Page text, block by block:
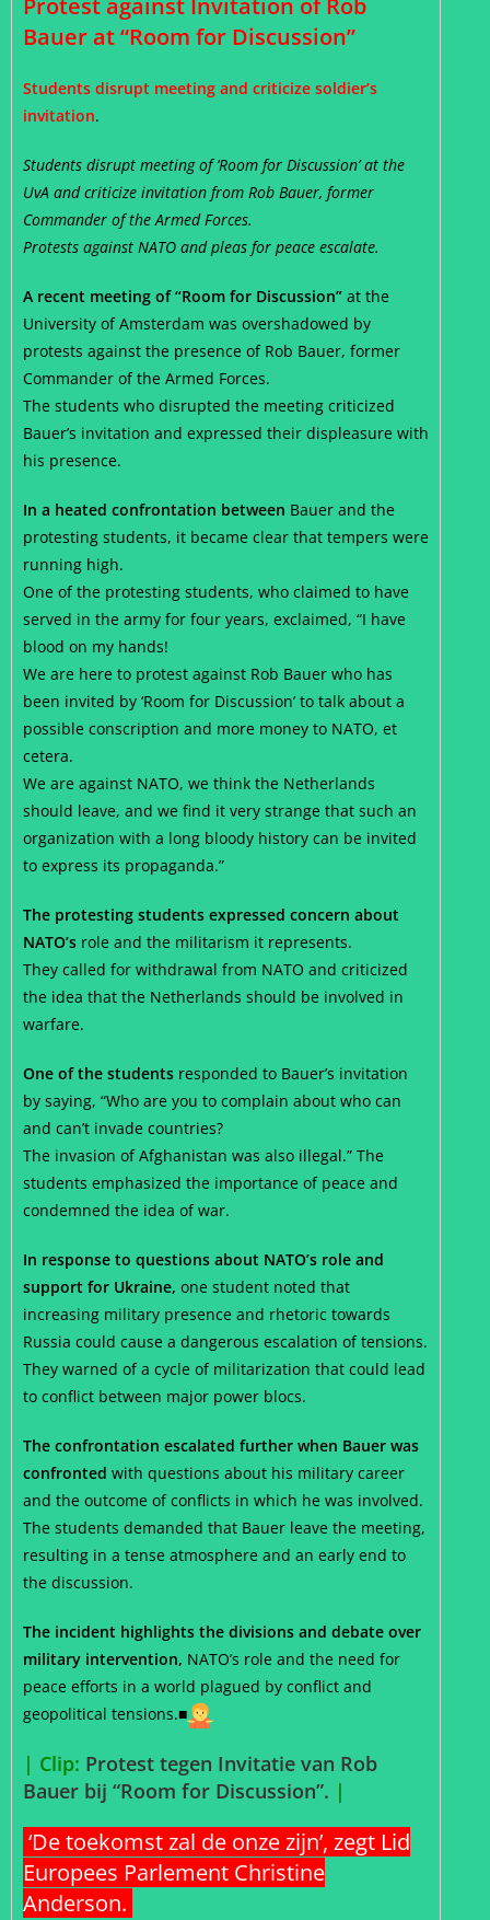
Protest against Invitation of Rob
Bauer at “Room for Discussion”
Students disrupt meeting and criticize soldier’s
invitation.
Students disrupt meeting of ‘Room for Discussion’ at the
UvA and criticize invitation from Rob Bauer, former
Commander of the Armed Forces.
Protests against NATO and pleas for peace escalate.
A recent meeting of “Room for Discussion” at the
University of Amsterdam was overshadowed by
protests against the presence of Rob Bauer, former
Commander of the Armed Forces.
The students who disrupted the meeting criticized
Bauer’s invitation and expressed their displeasure with
his presence.
In a heated confrontation between Bauer and the
protesting students, it became clear that tempers were
running high.
One of the protesting students, who claimed to have
served in the army for four years, exclaimed, “I have
blood on my hands!
We are here to protest against Rob Bauer who has
been invited by ‘Room for Discussion’ to talk about a
possible conscription and more money to NATO, et
cetera.
We are against NATO, we think the Netherlands
should leave, and we find it very strange that such an
organization with a long bloody history can be invited
to express its propaganda.”
The protesting students expressed concern about
NATO’s role and the militarism it represents.
They called for withdrawal from NATO and criticized
the idea that the Netherlands should be involved in
warfare.
One of the students responded to Bauer’s invitation
by saying, “Who are you to complain about who can
and can’t invade countries?
The invasion of Afghanistan was also illegal.” The
students emphasized the importance of peace and
condemned the idea of war.
In response to questions about NATO’s role and
support for Ukraine, one student noted that
increasing military presence and rhetoric towards
Russia could cause a dangerous escalation of tensions.
They warned of a cycle of militarization that could lead
to conflict between major power blocs.
The confrontation escalated further when Bauer was
confronted with questions about his military career
and the outcome of conflicts in which he was involved.
The students demanded that Bauer leave the meeting,
resulting in a tense atmosphere and an early end to
the discussion.
The incident highlights the divisions and debate over
military intervention, NATO’s role and the need for
peace efforts in a world plagued by conflict and
geopolitical tensions.■
| Clip: Protest tegen Invitatie van Rob
Bauer bij “Room for Discussion”. |
‘De toekomst zal de onze zijn’, zegt Lid
Europees Parlement Christine
Anderson.